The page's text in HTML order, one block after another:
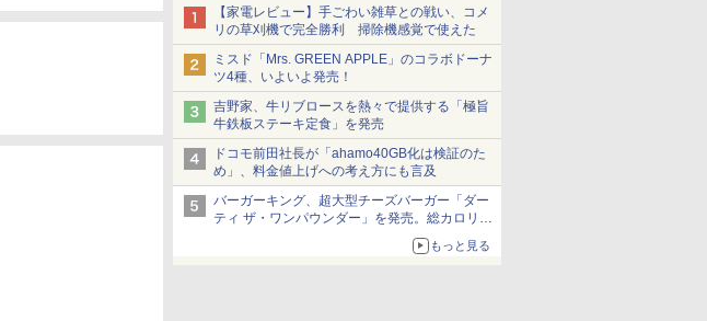
【家電レビュー】手ごわい雑草との戦い、コメ
リの草刈機で完全勝利 掃除機感覚で使えた
ミスド「Mrs. GREEN APPLE」のコラボドーナ
ツ4種、いよいよ発売！
吉野家、牛リブロースを熱々で提供する「極旨
牛鉄板ステーキ定食」を発売
ドコモ前田社長が「ahamo40GB化は検証のた
め」、料金値上げへの考え方にも言及
バーガーキング、超大型チーズバーガー「ダー
ティ ザ・ワンパウンダー」を発売。総カロリー
もっと見る